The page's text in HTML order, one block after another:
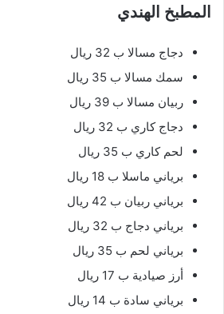
المطبخ الهندي
دجاج مسالا ب 32 ريال
سمك مسالا ب 35 ريال
ربيان مسالا ب 39 ريال
دجاج كاري ب 32 ريال
لحم كاري ب 35 ريال
برياني ماسلا ب 18 ريال
برياني ربيان ب 42 ريال
برياني دجاج ب 32 ريال
برياني لحم ب 35 ريال
أرز صيادية ب 17 ريال
برياني سادة ب 14 ريال